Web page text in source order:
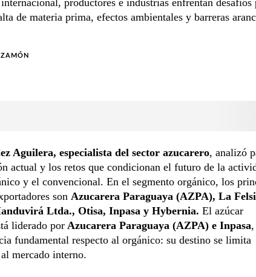
de materia prima, efectos ambientales y barreras
Aguilera, especialista del sector azucarero, analizó
actual y los retos que condicionan el futuro de la
y el convencional. En el segmento orgánico, los
son Azucarera Paraguaya (AZPA), La
Ltda., Otisa, Inpasa y Hybernia. El azúcar
liderado por Azucarera Paraguaya (AZPA) e Inpasa
fundamental respecto al orgánico: su destino se limita
mercado interno.